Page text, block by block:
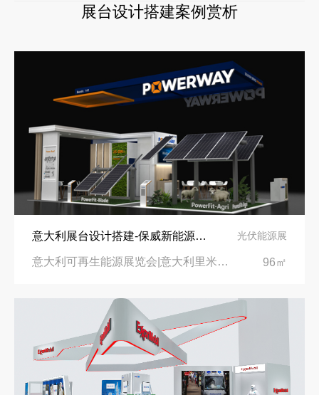
展台设计搭建案例赏析
意大利展台设计搭建-保威新能源在意大利里米尼会展中心推出最新产品-中励展览设计策划公司 光伏能源展
意大利可再生能源展览会|意大利里米尼会展中心 96㎡